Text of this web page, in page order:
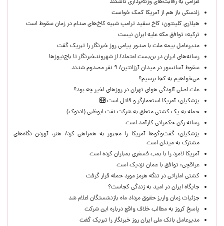
اعزامی به رقابت‌های وزنه‌برداری تاشکند
زلنسکی باز هم از آمریکا کمک خواست
هیلاری کلینتون: کاخ سفید ترامپ شبیه کاخ‌های صدام در زمان سقوط است
ترکیه: توافق مکه علیه ایران نیست
مدیرعامل بیمه ملت با صدور پیامی روز خبرنگار را تبریک گفت
رسانه‌های ایران در بن‌بست اعتماد/ از شهروندخبرنگار تا باج‌نیوزها
سقوط آسانسور در میدان آرژانتین/ ۹ نفر مصدوم شدند
می‌خواهیم به کجا برسیم؟
علت اصلی آلودگی هوای تهران در روزهای اخیر چه بود؟
پزشکیان: آمریکا استعمارگر و قاتل است
حمله به یک کشتی متعلق به شرکت نفت ابوظبی (ادنوک)
رسانه رکن حکمرانی کارآمد است
پزشکیان: گفت‌وگوها آمریکا را مجبور به همراهی کرد/ هنر، آوردن نگاه‌های
مشترک به میدان است
آمریکا لامرد را با بمب فسفری بمباران کرده است
عراقچی: توافق با عمان نزدیک است
کشتی اماراتی در تنگه هرمز مورد حمله قرار گرفت
جایگاه ایران در امید به زندگی کجاست؟
جزئیات زمان واریز حقوق مرداد ماه بازنشستگان اعلام شد
پاسخ کروز به مطالب خلاف واقع درباره این شرکت
مدیرعامل بانک ملی ایران روز خبرنگار را تبریک گفت